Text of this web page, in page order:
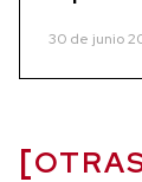
30 de junio